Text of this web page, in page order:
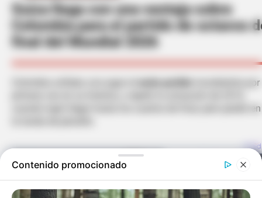
Suiza llega con una ventaja sobre
Colombia para el partido de octavos
final del Mundial 2026
mundialista por
cuando logró llegar hasta los cuartos de final, pero perdió en
Contenido promocionado